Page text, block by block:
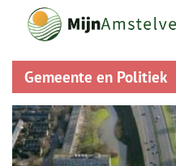
Gemeente en Politiek